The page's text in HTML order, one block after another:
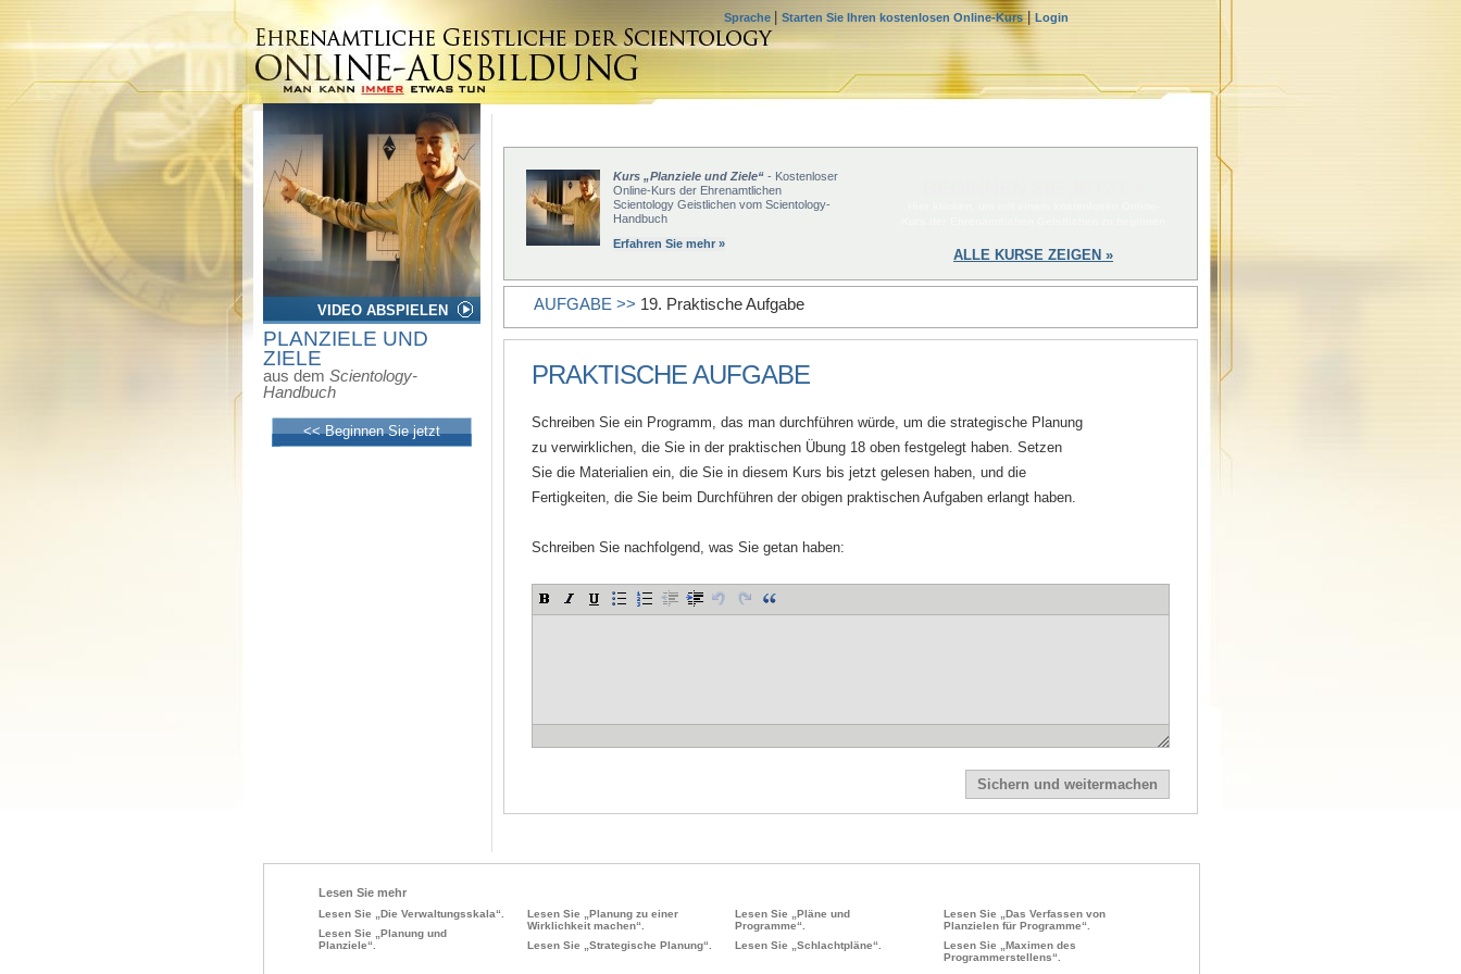
Sprache Starten Sie Ihren kostenlosen Online-Kurs | Login
VIDEO ABSPIELEN
PLANZIELE UND
ZIELE
aus dem Scientology-
Handbuch
<< Beginnen Sie jetzt
Kurs „Planziele und Ziele“ - Kostenloser
Online-Kurs der Ehrenamtlichen
Scientology Geistlichen vom Scientology-
Handbuch
Erfahren Sie mehr »
ALLE KURSE ZEIGEN »
AUFGABE >> 19. Praktische Aufgabe
PRAKTISCHE AUFGABE
Schreiben Sie ein Programm, das man durchführen würde, um die strategische Planung
zu verwirklichen, die Sie in der praktischen Übung 18 oben festgelegt haben. Setzen
Sie die Materialien ein, die Sie in diesem Kurs bis jetzt gelesen haben, und die
Fertigkeiten, die Sie beim Durchführen der obigen praktischen Aufgaben erlangt haben.
Schreiben Sie nachfolgend, was Sie getan haben:
Lesen Sie mehr
Lesen Sie „Die Verwaltungsskala“.
Lesen Sie „Planung und
Planziele“.
Lesen Sie „Planung zu einer
Wirklichkeit machen“.
Lesen Sie „Strategische Planung“.
Lesen Sie „Pläne und
Programme“.
Lesen Sie „Schlachtpläne“.
Lesen Sie „Das Verfassen von
Planzielen für Programme“.
Lesen Sie „Maximen des
Programmerstellens“.